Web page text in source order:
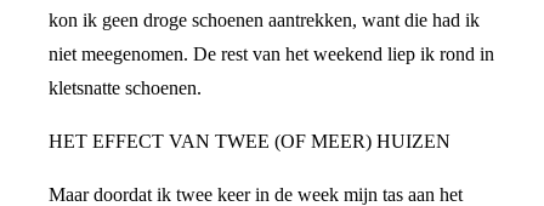
kon ik geen droge schoenen aantrekken, want die had ik
niet meegenomen. De rest van het weekend liep ik rond in
kletsnatte schoenen.
HET EFFECT VAN TWEE (OF MEER) HUIZEN
Maar doordat ik twee keer in de week mijn tas aan het